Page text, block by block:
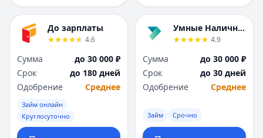
До зарплаты
4.6
Сумма
до 30 000 ₽
Срок
до 180 дней
Одобрение
Среднее
Займ онлайн
Круглосуточно
Умные Наличные
4.9
Сумма
до 30 000 ₽
Срок
до 30 дней
Одобрение
Среднее
Займ Срочно